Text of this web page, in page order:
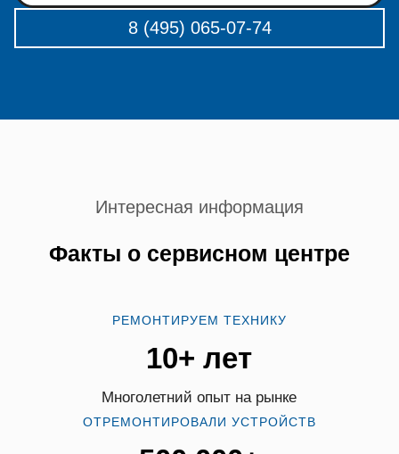
8 (495) 065-07-74
Интересная информация
Факты о сервисном центре
РЕМОНТИРУЕМ ТЕХНИКУ
10+ лет
Многолетний опыт на рынке
ОТРЕМОНТИРОВАЛИ УСТРОЙСТВ